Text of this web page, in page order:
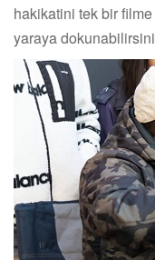
hakikatini tek bir
yaraya